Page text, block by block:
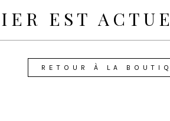
EST
RETOUR À LA